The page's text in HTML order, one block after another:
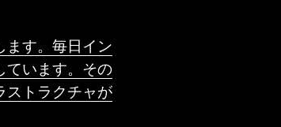
ます。毎日イン
ています。その
ストラクチャが